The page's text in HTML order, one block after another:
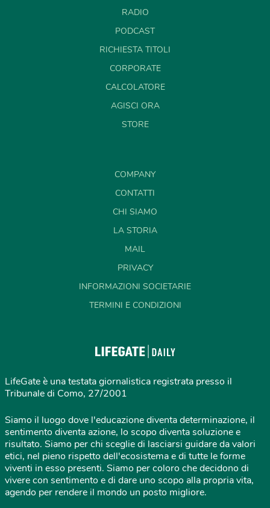
RADIO
PODCAST
RICHIESTA TITOLI
CORPORATE
CALCOLATORE
AGISCI ORA
STORE
COMPANY
CONTATTI
CHI SIAMO
LA STORIA
MAIL
PRIVACY
INFORMAZIONI SOCIETARIE
TERMINI E CONDIZIONI
LifeGate è una testata giornalistica registrata presso il
Tribunale di Como, 27/2001
Siamo il luogo dove l'educazione diventa determinazione, il
sentimento diventa azione, lo scopo diventa soluzione e
risultato. Siamo per chi sceglie di lasciarsi guidare da valori
etici, nel pieno rispetto dell'ecosistema e di tutte le forme
viventi in esso presenti. Siamo per coloro che decidono di
vivere con sentimento e di dare uno scopo alla propria vita,
agendo per rendere il mondo un posto migliore.